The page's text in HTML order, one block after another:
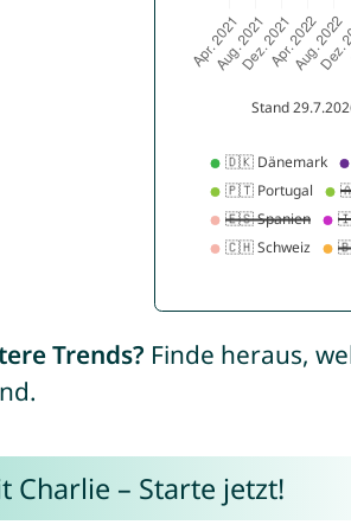
Trends? Finde heraus,
Charlie – Starte jetzt!